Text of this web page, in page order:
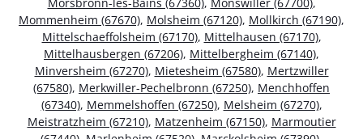
Mommenheim (67670), Molsheim (67120), Mollkirch (67190),
Mittelschaeffolsheim (67170), Mittelhausen (67170),
Mittelhausbergen (67206), Mittelbergheim (67140),
Minversheim (67270), Mietesheim (67580), Mertzwiller
(67580), Merkwiller-Pechelbronn (67250), Menchhoffen
(67340), Memmelshoffen (67250), Melsheim (67270),
Meistratzheim (67210), Matzenheim (67150), Marmoutier